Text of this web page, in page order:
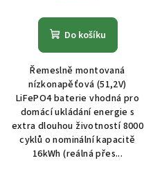
Do košíku
Řemeslně montovaná
nízkonapěťová (51,2V)
LiFePO4 baterie vhodná pro
domácí ukládání energie s
extra dlouhou životností 8000
cyklů o nominální kapacitě
16kWh (reálná přes...